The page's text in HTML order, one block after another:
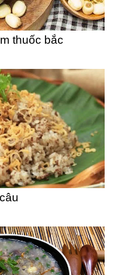
thuốc bắc